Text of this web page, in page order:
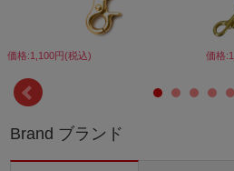
価格:1,100円(税込) 価格
Brand ブランド